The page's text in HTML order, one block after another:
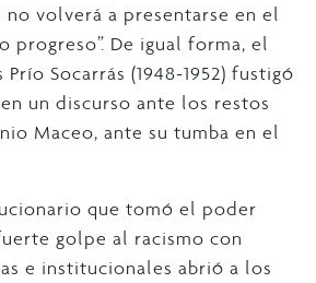
volverá a presentarse en el
progreso”. De igual forma, el
Socarrás (1948-1952) fustigó
un discurso ante los restos
Maceo, ante su tumba en el
que tomó el poder
golpe al racismo con
e institucionales abrió a los